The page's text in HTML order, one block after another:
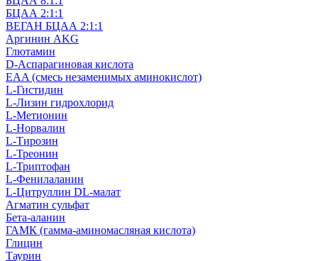
БЦАА 2:1:1
ВЕГАН БЦАА 2:1:1
Аргинин AKG
Глютамин
D-Аспарагиновая кислота
EAA (смесь незаменимых аминокислот)
L-Гистидин
L-Лизин гидрохлорид
L-Метионин
L-Норвалин
L-Тирозин
L-Треонин
L-Триптофан
L-Фенилаланин
L-Цитруллин DL-малат
Агматин cульфат
Бета-аланин
ГАМК (гамма-аминомасляная кислота)
Глицин
Таурин